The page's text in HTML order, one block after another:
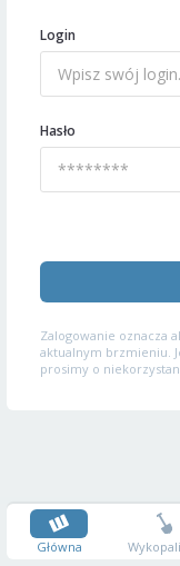
Login
Hasło
Zalogowanie oznacza
aktualnym brzmieniu.
prosimy o
Główna